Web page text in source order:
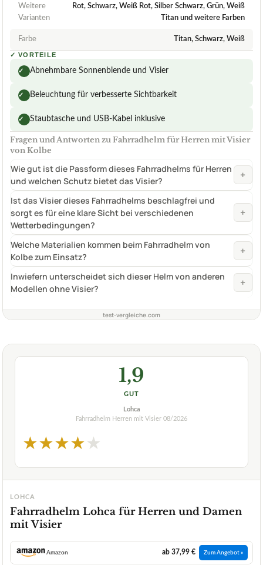
Weitere
Varianten
Rot, Schwarz, Weiß Rot, Silber Schwarz, Grün, Weiß
Titan und weitere Farben
Farbe Titan, Schwarz, Weiß
✓ VORTEILE
✓ Abnehmbare Sonnenblende und Visier
✓ Beleuchtung für verbesserte Sichtbarkeit
✓ Staubtasche und USB-Kabel inklusive
Fragen und Antworten zu Fahrradhelm für Herren mit Visier
von Kolbe
Wie gut ist die Passform dieses Fahrradhelms für Herren
und welchen Schutz bietet das Visier?
+
Ist das Visier dieses Fahrradhelms beschlagfrei und
sorgt es für eine klare Sicht bei verschiedenen
Wetterbedingungen?
+
Welche Materialien kommen beim Fahrradhelm von
Kolbe zum Einsatz?
+
Inwiefern unterscheidet sich dieser Helm von anderen
Modellen ohne Visier?
+
test-vergleiche.com
1,9
GUT
Lohca
Fahrradhelm Herren mit Visier 08/2026
★★★★★
LOHCA
Fahrradhelm Lohca für Herren und Damen
mit Visier
Amazon ab 37,99 € Zum Angebot »